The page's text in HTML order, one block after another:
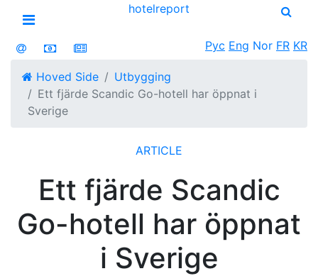
Open menu
hotelreport
Рус Eng Nor FR KR
Hoved Side
Utbygging
Ett fjärde Scandic Go-hotell har öppnat i
Sverige
ARTICLE
Ett fjärde Scandic
Go-hotell har öppnat
i Sverige